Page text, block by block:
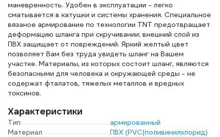
маневренность. Удобен в эксплуатации - легко
сматывается в катушки и системы хранения. Специальное
вязаное армирование по технологии TNT предотвращает
деформацию шланга при скручивании; внешний слой из
ПВХ защищает от повреждений. Яркий желтый цвет
позволяет Вам без труда увидеть шланг на Вашем
участке. Материалы, из которых состоит шланг, являются
безопасными для человека и окружающей среды - не
содержат фталатов, тяжелых металлов и вредных
токсинов.
Характеристики
Тип
армированный
Материал
ПВХ (PVC|поливинилхлорид)